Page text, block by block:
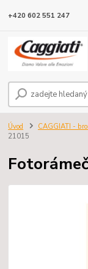
+420 602 551 247
Úvod CAGGIATI -
21015